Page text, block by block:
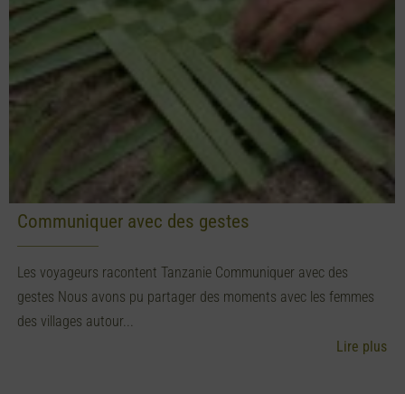
Communiquer avec des gestes
Les voyageurs racontent Tanzanie Communiquer avec des
gestes Nous avons pu partager des moments avec les femmes
des villages autour...
Lire plus